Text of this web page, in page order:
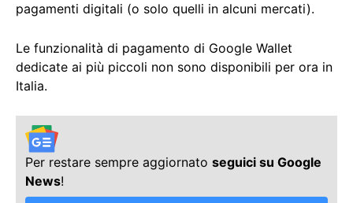
pagamenti digitali (o solo quelli in alcuni mercati).
Le funzionalità di pagamento di Google Wallet
dedicate ai più piccoli non sono disponibili per ora in
Italia.
Per restare sempre aggiornato seguici su Google
News!